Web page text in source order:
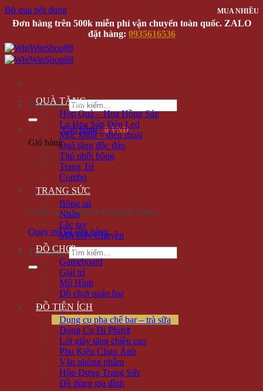
Bỏ qua nội dung
Đơn hàng trên 500k miễn phí vận chuyển toàn quốc. ZALO
đặt hàng: 0935616536
Tìm kiếm:
Giỏ hàng /0 VNĐ
Giỏ hàng
Chưa có sản phẩm trong giỏ hàng.
Quay trở lại cửa hàng
Tìm kiếm:
QUÀ TẶNG
Hộp Quà – Hoa Hồng Sáp
Lọ Hoa Sáp Đèn Led
Móc khóa – điện thoại
Quà tặng độc đáo
Thú nhồi bông
Trang Trí
Combo
TRANG SỨC
Bông tai
Nhẫn
Lắc tay
Mặt Dây Chuyền
ĐỒ CHƠI
Gameboard
Giải trí
Mô Hình
Đồ chơi quán bar
ĐỒ TIỆN ÍCH
Dụng cụ pha chế bar – trà sữa
Dụng Cụ Đi Phượt
Lót giày tăng chiều cao
Phụ Kiện Chụp Ảnh
Văn phòng phẩm
Hộp Đựng Trang Sức
Đồ dùng gia đình
MUA NHIỀU